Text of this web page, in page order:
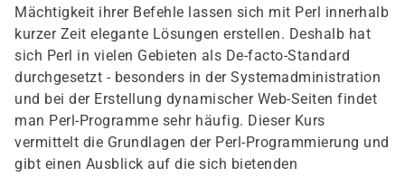
Mächtigkeit ihrer Befehle lassen sich mit Perl innerhalb
kurzer Zeit elegante Lösungen erstellen. Deshalb hat
sich Perl in vielen Gebieten als De-facto-Standard
durchgesetzt - besonders in der Systemadministration
und bei der Erstellung dynamischer Web-Seiten findet
man Perl-Programme sehr häufig. Dieser Kurs
vermittelt die Grundlagen der Perl-Programmierung und
gibt einen Ausblick auf die sich bietenden